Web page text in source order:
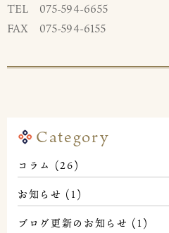
Category
コラム (26)
お知らせ (1)
ブログ更新のお知らせ (1)
TEL 075-594-6655
FAX 075-594-6155